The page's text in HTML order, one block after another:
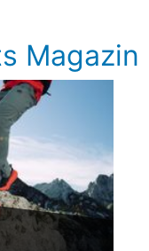
Magazin